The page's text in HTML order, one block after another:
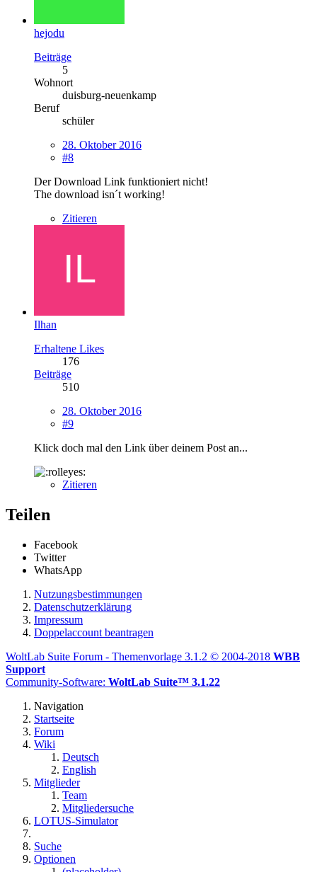
hejodu
Beiträge
5
Wohnort
duisburg-neuenkamp
Beruf
schüler
28. Oktober 2016
#8
Der Download Link funktioniert nicht!
The download isn´t working!
Zitieren
Ilhan
Erhaltene Likes
176
Beiträge
510
28. Oktober 2016
#9
Klick doch mal den Link über deinem Post an...
Zitieren
Teilen
Facebook
Twitter
WhatsApp
Nutzungsbestimmungen
Datenschutzerklärung
Impressum
Doppelaccount beantragen
WoltLab Suite Forum - Themenvorlage 3.1.2 © 2004-2018 WBB
Support
Community-Software: WoltLab Suite™ 3.1.22
Navigation
Startseite
Forum
Wiki
Deutsch
English
Mitglieder
Team
Mitgliedersuche
LOTUS-Simulator
Suche
Optionen